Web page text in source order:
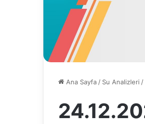
Ana Sayfa/ Su Analizleri /